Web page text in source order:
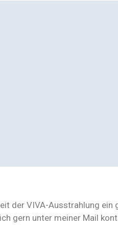
der VIVA-Ausstrahlung ein
gern unter meiner Mail